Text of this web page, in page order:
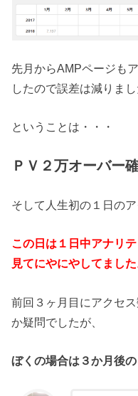
先月からAMPページも
したので誤差は減りまし
ということは・・・
ＰＶ２万オーバー
そして人生初の１日の
この日は１日中アナリ
見てにやにやしてました
前回３ヶ月目にアクセ
か疑問でしたが、
ぼくの場合は３か月後